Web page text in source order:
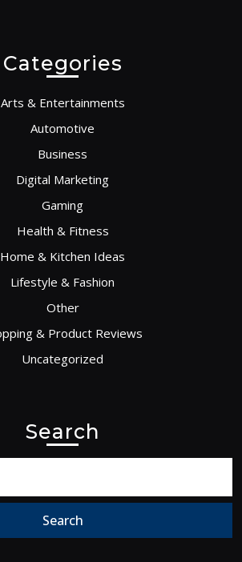
Categories
Arts & Entertainments
Automotive
Business
Digital Marketing
Gaming
Health & Fitness
Home & Kitchen Ideas
Lifestyle & Fashion
Other
& Product Reviews
Uncategorized
Search